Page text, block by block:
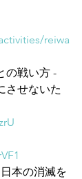
reiwa
戦い方 -
させないた
本の消滅を